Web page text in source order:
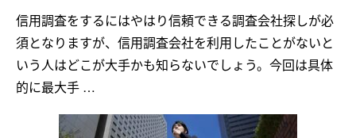
信用調査をするにはやはり信頼できる調査会社探しが必
須となりますが、信用調査会社を利用したことがないと
いう人はどこが大手かも知らないでしょう。今回は具体
的に最大手 …